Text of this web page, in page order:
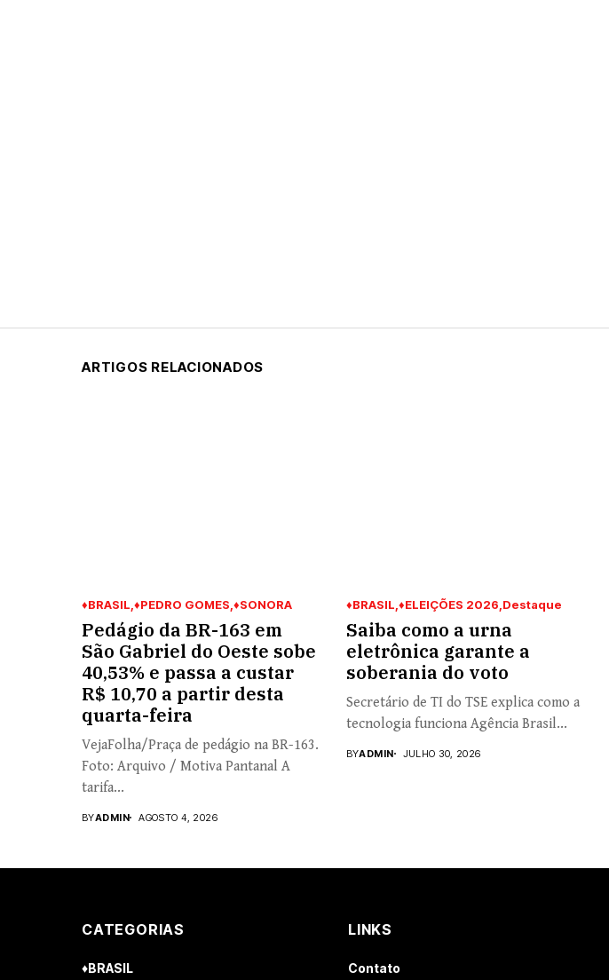
ARTIGOS RELACIONADOS
♦BRASIL ♦PEDRO GOMES ♦SONORA
Pedágio da BR-163 em
São Gabriel do Oeste sobe
40,53% e passa a custar
R$ 10,70 a partir desta
quarta-feira
VejaFolha/Praça de pedágio na BR-163.
Foto: Arquivo / Motiva Pantanal A
tarifa...
BYADMIN AGOSTO 4, 2026
♦BRASIL ♦ELEIÇÕES 2026 Destaque
Saiba como a urna
eletrônica garante a
soberania do voto
Secretário de TI do TSE explica como a
tecnologia funciona Agência Brasil...
BYADMIN JULHO 30, 2026
CATEGORIAS
♦BRASIL
LINKS
Contato